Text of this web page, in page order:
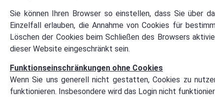
Sie können Ihren Browser so einstellen, dass Sie über
Einzelfall erlauben, die Annahme von Cookies für
Löschen der Cookies beim Schließen des Browsers
dieser Website eingeschränkt sein.
Funktionseinschränkungen ohne Cookies
Wenn Sie uns generell nicht gestatten, Cookies zu
funktionieren. Insbesondere wird das Login nicht